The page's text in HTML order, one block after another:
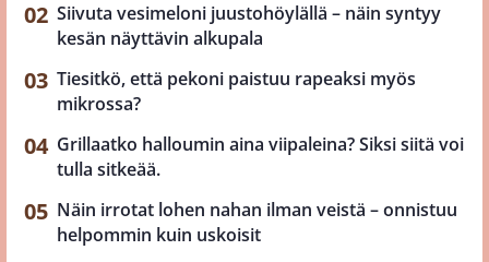
Siivuta vesimeloni juustohöylällä – näin syntyy
kesän näyttävin alkupala
Tiesitkö, että pekoni paistuu rapeaksi myös
mikrossa?
Grillaatko halloumin aina viipaleina? Siksi siitä voi
tulla sitkeää.
Näin irrotat lohen nahan ilman veistä – onnistuu
helpommin kuin uskoisit